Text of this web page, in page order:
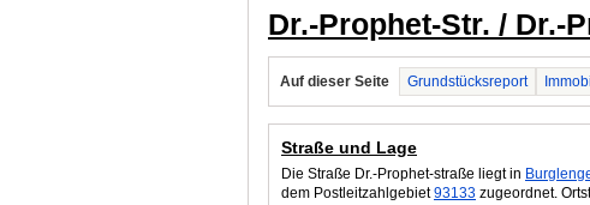
Dr.-Prophet-Str. / Dr.-
Auf dieser Seite Grundstücksreport
Straße und Lage
Die Straße Dr.-Prophet-straße liegt in
dem Postleitzahlgebiet93133 zugeordnet.